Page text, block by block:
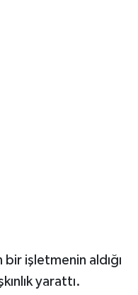
işletmenin aldığı
yarattı.